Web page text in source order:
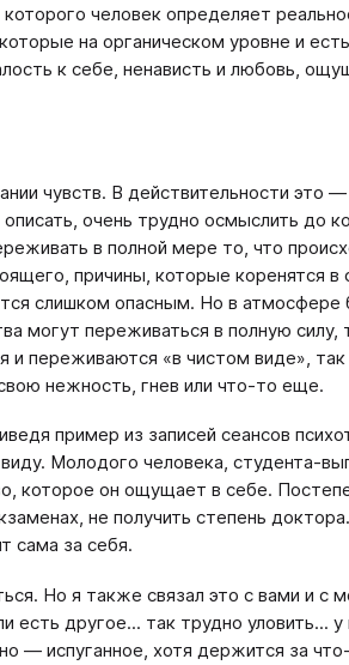
человек определяет
на органическом уровне и
к себе, ненависть и любовь,
чувств. В действительности это
очень трудно осмыслить до
в полной мере то, что
причины, которые коренятся
слишком опасным. Но в атмосфере
могут переживаться в полную силу,
и переживаются «в чистом виде»,
нежность, гнев или что-то еще.
пример из записей сеансов
Молодого человека, студента-
которое он ощущает в себе.
не получить степень
сама за себя.
Но я также связал это с вами и с
есть другое... так трудно уловить...
― испуганное, хотя держится за